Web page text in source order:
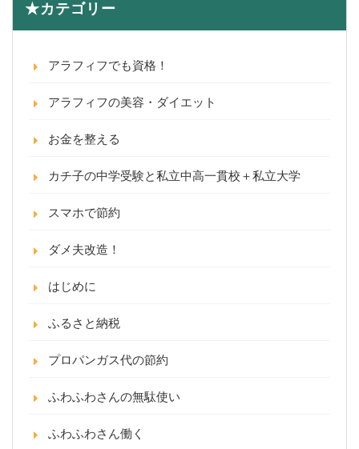
★カテゴリー
アラフィフでも資格！
アラフィフの美容・ダイエット
お金を整える
カチ子の中学受験と私立中高一貫校＋私立大学
スマホで節約
ダメ夫改造！
はじめに
ふるさと納税
プロパンガス代の節約
ふわふわさんの無駄使い
ふわふわさん働く